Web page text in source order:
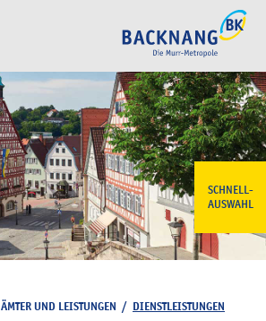
SCHNELL-
AUSWAHL
ÄMTER UND LEISTUNGEN / DIENSTLEISTUNGEN